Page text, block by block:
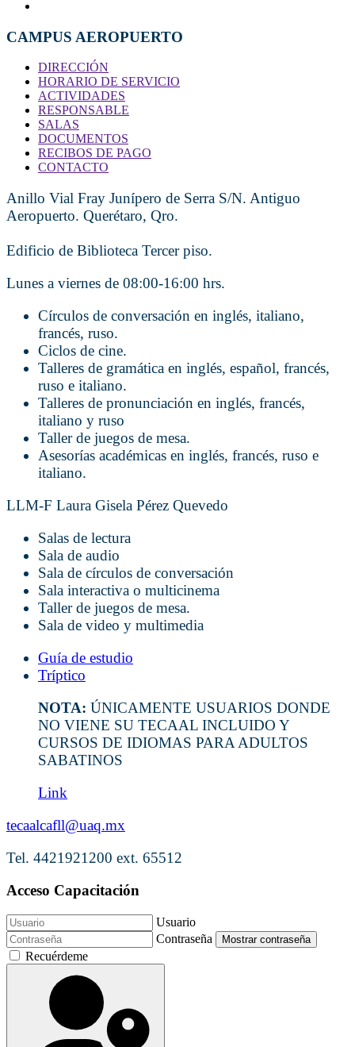
CAMPUS AEROPUERTO
DIRECCIÓN
HORARIO DE SERVICIO
ACTIVIDADES
RESPONSABLE
SALAS
DOCUMENTOS
RECIBOS DE PAGO
CONTACTO
Anillo Vial Fray Junípero de Serra S/N. Antiguo
Aeropuerto. Querétaro, Qro.
Edificio de Biblioteca Tercer piso.
Lunes a viernes de 08:00-16:00 hrs.
Círculos de conversación en inglés, italiano,
francés, ruso.
Ciclos de cine.
Talleres de gramática en inglés, español, francés,
ruso e italiano.
Talleres de pronunciación en inglés, francés,
italiano y ruso
Taller de juegos de mesa.
Asesorías académicas en inglés, francés, ruso e
italiano.
LLM-F Laura Gisela Pérez Quevedo
Salas de lectura
Sala de audio
Sala de círculos de conversación
Sala interactiva o multicinema
Taller de juegos de mesa.
Sala de video y multimedia
Guía de estudio
Tríptico
NOTA: ÚNICAMENTE USUARIOS DONDE
NO VIENE SU TECAAL INCLUIDO Y
CURSOS DE IDIOMAS PARA ADULTOS
SABATINOS
Link
tecaalcafll@uaq.mx
Tel. 4421921200 ext. 65512
Acceso Capacitación
Usuario
Contraseña
Mostrar contraseña
Recuérdeme